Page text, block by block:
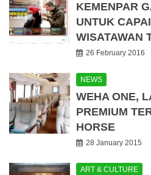
KEMENPAR
UNTUK
WISATAWAN
26 February 2016
NEWS
WEHA ONE,
PREMIUM
HORSE
28 January 2015
ART & CULTURE